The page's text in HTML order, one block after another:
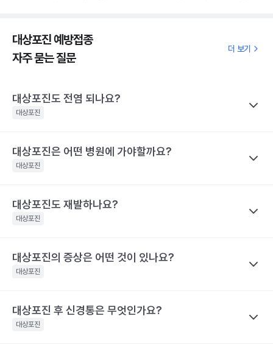
대상포진 예방접종
자주 묻는 질문
더 보기
대상포진도 전염 되나요?
대상포진
나만의닥터
대상포진이 특정 바이러스에 의해 유발된다고 하니 혹시 대상포진
수두는 비말을 통해 호흡기로 전염될 수 있고, 수포 진물을 접촉해도
전파될 수 있으므로 주의가 필요해요.
기 어려운 이유는 수포(물집) 때문이에요. 수포 안에는 활성화된 바
이러스가 들어 있기 때문에 만약 수포를 건드려 터트리면 이를 통해
한편, 대상포진 병변이 초기 단계인 발진 상태이거나 수포가 가라앉
아 딱지가 생긴 상태라면 전염 가능성은 거의 없어요.
대상포진은 어떤 병원에 가야할까요?
대상포진
나만의닥터
대상포진은 치료가 되고 난 후에도 통증이 지속되거나 후유증이 동
눈 주위에 난 대상포진 : 안과, 피부과, 통증의학과
등에 난 대상포진 : 피부과 및 통증의학과
해당 콘텐츠는 질환 지식 제공을 위해 만들어 진 것으로, 진료 행위 유도 및 특정 의약품
을 권유하지 않습니다.
대상포진도 재발하나요?
대상포진
나만의닥터
네. 대상포진도 재발할 수 있어요. 실제로 해외에는 대상포진이 세
재발했다고 해요. 대상포진의 재발 확률은 대상포진의 통증 지속시
간과 관련이 깊어요. 30일 이상 대상포진 통증이 지속된 사람은 그
대상포진의 증상은 어떤 것이 있나요?
대상포진
나만의닥터
대상포진 후 신경통은 무엇인가요?
대상포진